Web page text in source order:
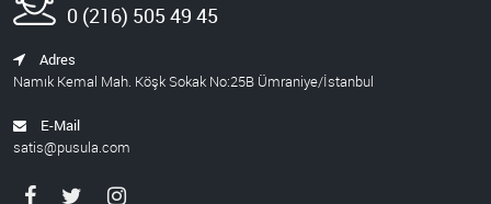
0 (216) 505 49 45
Adres
Namık Kemal Mah. Köşk Sokak No:25B Ümraniye/İstanbul
E-Mail
satis@pusula.com